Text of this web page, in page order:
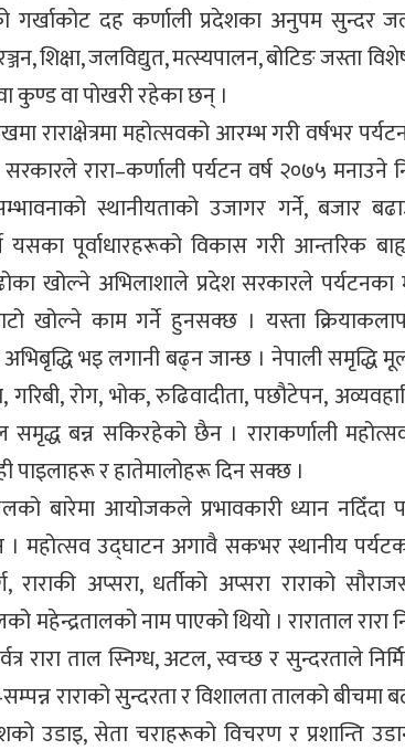
गर्खाकोट दह कर्णाली प्रदेशका अनुपम सुन्दर
शिक्षा, जलविद्युत, मत्स्यपालन, बोटिङ जस्ता
कुण्ड वा पोखरी रहेका छन् ।
राराक्षेत्रमा महोत्सवको आरम्भ गरी वर्षभर
सरकारले रारा–कर्णाली पर्यटन वर्ष २०७५
स्थानीयताको उजागर गर्ने, बजार
यसका पूर्वाधारहरूको विकास गरी आन्तरिक
खोल्ने अभिलाशाले प्रदेश सरकारले
खोल्ने काम गर्ने हुनसक्छ । यस्ता
भइ लगानी बढ्न जान्छ । नेपाली समृद्धि
गरिबी, रोग, भोक, रुढिवादीता, पछौटेपन,
बन्न सकिरहेको छैन । राराकर्णाली
पाइलाहरू र हातेमालोहरू दिन सक्छ ।
बारेमा आयोजकले प्रभावकारी ध्यान
महोत्सव उद्घाटन अगावै सकभर स्थानीय पर्यटक
राराकी अप्सरा, धर्तीको अप्सरा राराको
महेन्द्रतालको नाम पाएको थियो । राराताल
रारा ताल स्निग्ध, अटल, स्वच्छ र सुन्दरताले
राराको सुन्दरता र विशालता तालको बीचमा
उडाइ, सेता चराहरूको विचरण र प्रशान्ति